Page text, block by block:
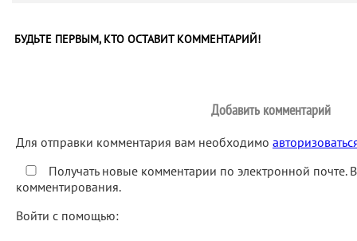
БУДЬТЕ ПЕРВЫМ, КТО ОСТАВИТ КОММЕНТАРИЙ!
Добавить комментарий
Для отправки комментария вам необходимо
Получать новые комментарии по электронной почте.
комментирования.
Войти с помощью: